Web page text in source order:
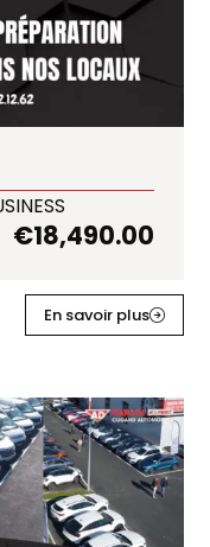
€18,490.00
En savoir plus